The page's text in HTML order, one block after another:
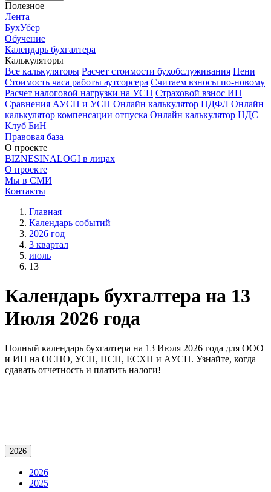
Полезное
Лента
БухУбер
Обучение
Календарь бухгалтера
Калькуляторы
Все калькуляторы Расчет стоимости бухобслуживания Пени
Стоимость часа работы аутсорсера Считаем взносы по-новому
Расчет налоговой нагрузки на УСН Страховой взнос ИП
Сравнения АУСН и УСН Онлайн калькулятор НДФЛ Онлайн
калькулятор компенсации отпуска Онлайн калькулятор НДС
Клуб БиН
Правовая база
О проекте
BIZNESINALOGI в лицах
О проекте
Мы в СМИ
Контакты
Главная
Календарь событий
2026 год
3 квартал
июль
13
Календарь бухгалтера на 13
Июля 2026 года
Полный календарь бухгалтера на 13 Июля 2026 года для OOO
и ИП на ОСНО, УСН, ПСН, ЕСХН и АУСН. Узнайте, когда
сдавать отчетность и платить налоги!
2026
2026
2025